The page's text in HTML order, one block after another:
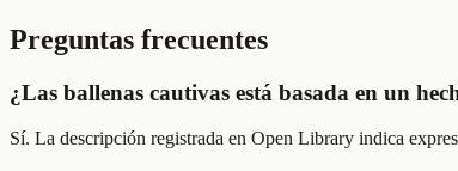
Preguntas frecuentes
¿Las ballenas cautivas está basada en un
Sí. La descripción registrada en Open Library indica